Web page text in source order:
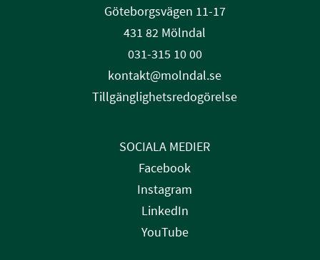
Göteborgsvägen 11-17
431 82 Mölndal
031-315 10 00
kontakt@molndal.se
Tillgänglighetsredogörelse
SOCIALA MEDIER
Facebook
Instagram
LinkedIn
YouTube